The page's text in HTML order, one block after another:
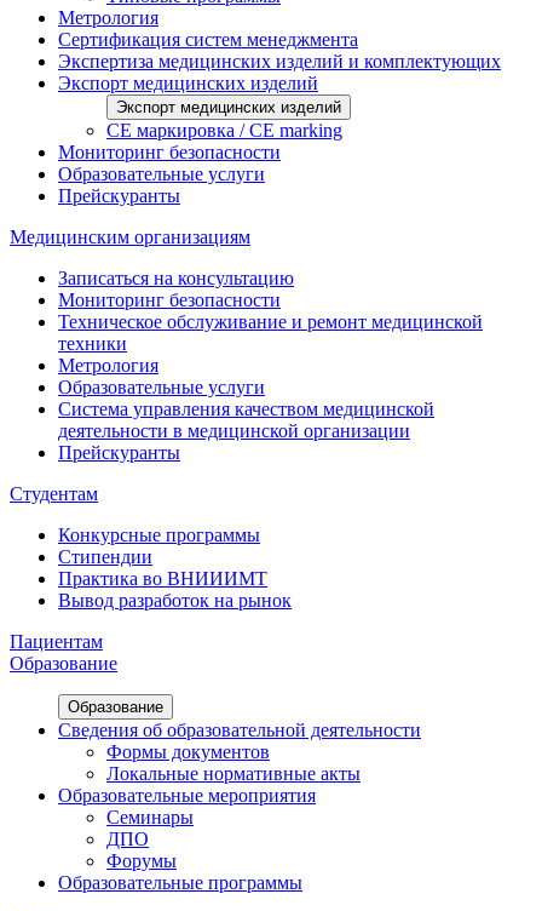
Метрология
Сертификация систем менеджмента
Экспертиза медицинских изделий и комплектующих
Экспорт медицинских изделий
Экспорт медицинских изделий
CE маркировка / CE marking
Мониторинг безопасности
Образовательные услуги
Прейскуранты
Медицинским организациям
Записаться на консультацию
Мониторинг безопасности
Техническое обслуживание и ремонт медицинской
техники
Метрология
Образовательные услуги
Система управления качеством медицинской
деятельности в медицинской организации
Прейскуранты
Студентам
Конкурсные программы
Стипендии
Практика во ВНИИИМТ
Вывод разработок на рынок
Пациентам
Образование
Образование
Сведения об образовательной деятельности
Формы документов
Локальные нормативные акты
Образовательные мероприятия
Семинары
ДПО
Форумы
Образовательные программы